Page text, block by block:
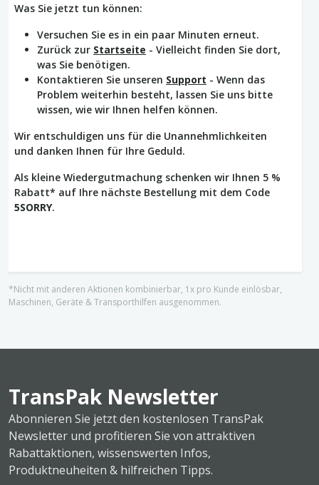
Was Sie jetzt tun können:
Versuchen Sie es in ein paar Minuten erneut.
Zurück zur Startseite - Vielleicht finden Sie dort,
was Sie benötigen.
Kontaktieren Sie unseren Support - Wenn das
Problem weiterhin besteht, lassen Sie uns bitte
wissen, wie wir Ihnen helfen können.
Wir entschuldigen uns für die Unannehmlichkeiten
und danken Ihnen für Ihre Geduld.
Als kleine Wiedergutmachung schenken wir Ihnen 5 %
Rabatt* auf Ihre nächste Bestellung mit dem Code
5SORRY.
*Nicht mit anderen Aktionen kombinierbar, 1x pro Kunde einlösbar,
Maschinen, Geräte & Transporthilfen ausgenommen.
TransPak Newsletter
Abonnieren Sie jetzt den kostenlosen TransPak
Newsletter und profitieren Sie von attraktiven
Rabattaktionen, wissenswerten Infos,
Produktneuheiten & hilfreichen Tipps.